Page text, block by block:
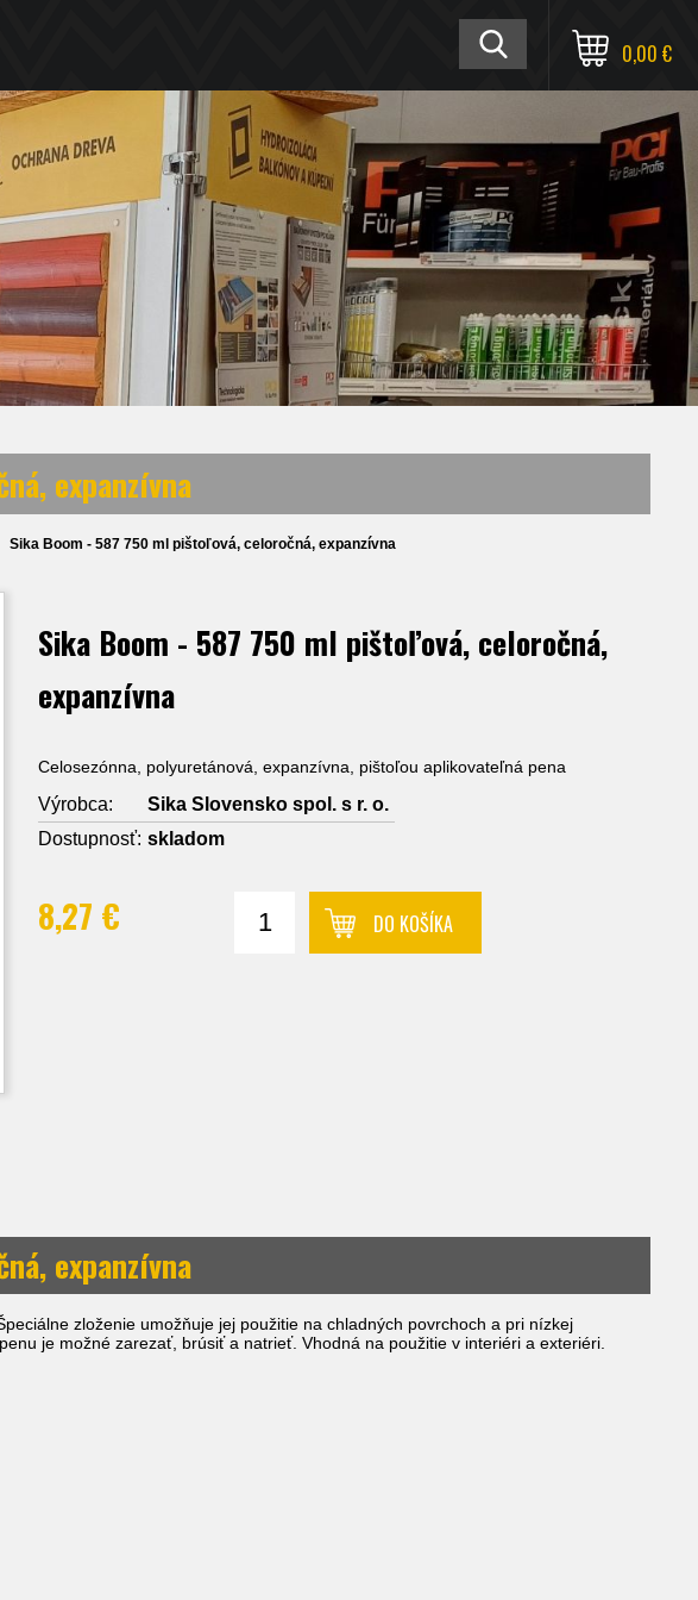
0,00 €
expanzívna
Sika Boom - 587 750 ml pištoľová, celoročná, expanzívna
Sika Boom - 587 750 ml pištoľová, celoročná,
expanzívna
Celosezónna, polyuretánová, expanzívna, pištoľou aplikovateľná pena
Výrobca:
Sika Slovensko spol. s r. o.
Dostupnosť: skladom
8,27 € DO KOŠÍKA
expanzívna
zloženie umožňuje jej použitie na chladných povrchoch a pri nízkej
je možné zarezať, brúsiť a natrieť. Vhodná na použitie v interiéri a exteriéri.